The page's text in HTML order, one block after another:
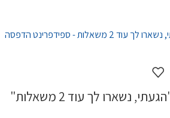
נשארו לך עוד 2 משאלות"